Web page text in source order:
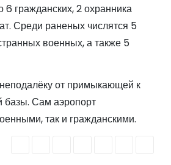
6 гражданских, 2 охранника
Среди раненых числятся 5
военных, а также 5
от примыкающей к
базы. Сам аэропорт
так и гражданскими.